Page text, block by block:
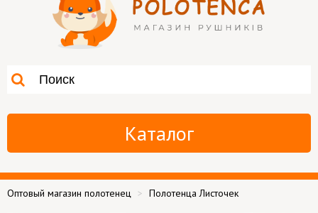
Каталог
Оптовый магазин полотенец Полотенца Листочек